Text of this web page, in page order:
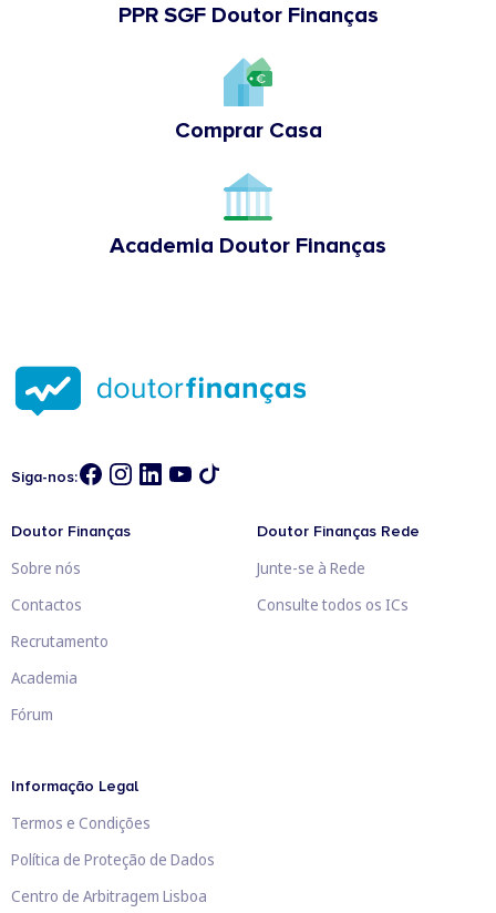
PPR SGF Doutor Finanças
Comprar Casa
Academia Doutor Finanças
Siga-nos:
Doutor Finanças
Sobre nós
Contactos
Recrutamento
Academia
Fórum
Doutor Finanças Rede
Junte-se à Rede
Consulte todos os ICs
Informação Legal
Termos e Condições
Política de Proteção de Dados
Centro de Arbitragem Lisboa